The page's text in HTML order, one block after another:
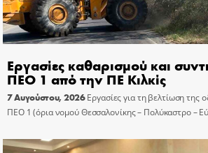
Εργασίες καθαρισμού και
ΠΕΟ 1 από την ΠΕ Κιλκίς
7 Αυγούστου, 2026 Εργασίες για τη βελτίωση της
ΠΕΟ 1 (όρια νομού Θεσσαλονίκης – Πολύκαστρο –